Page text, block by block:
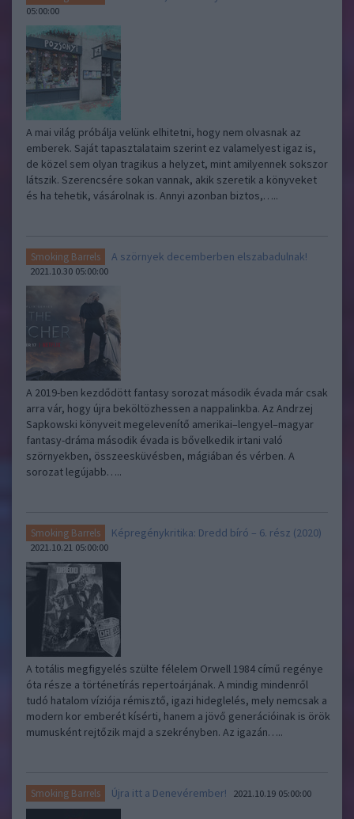
05:00:00
A mai világ próbálja velünk elhitetni, hogy nem olvasnak az
emberek. Saját tapasztalataim szerint ez valamelyest igaz is,
de közel sem olyan tragikus a helyzet, mint amilyennek sokszor
látszik. Szerencsére sokan vannak, akik szeretik a könyveket
és ha tehetik, vásárolnak is. Annyi azonban biztos,…..
Smoking Barrels A szörnyek decemberben elszabadulnak!
2021.10.30 05:00:00
A 2019-ben kezdődött fantasy sorozat második évada már csak
arra vár, hogy újra beköltözhessen a nappalinkba. Az Andrzej
Sapkowski könyveit megelevenítő amerikai–lengyel–magyar
fantasy-dráma második évada is bővelkedik irtani való
szörnyekben, összeesküvésben, mágiában és vérben. A
sorozat legújabb…..
Smoking Barrels Képregénykritika: Dredd bíró – 6. rész (2020)
2021.10.21 05:00:00
A totális megfigyelés szülte félelem Orwell 1984 című regénye
óta része a történetírás repertoárjának. A mindig mindenről
tudó hatalom víziója rémisztő, igazi hideglelés, mely nemcsak a
modern kor emberét kísérti, hanem a jövő generációinak is örök
mumusként rejtőzik majd a szekrényben. Az igazán…..
Smoking Barrels Újra itt a Denevérember! 2021.10.19 05:00:00